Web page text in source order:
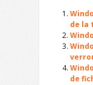
de la
de